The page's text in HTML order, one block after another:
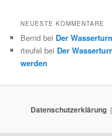
NEUESTE KOMMENTARE
Bernd bei Der
rteufel bei Der
werden
Datenschutzerklärung